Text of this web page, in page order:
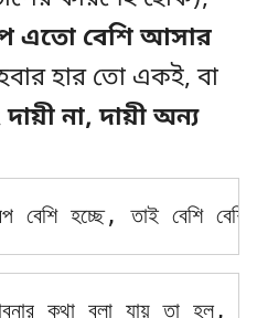
এতো বেশি আসার
হবার হার তো একই, বা
দায়ী না, দায়ী অন্য
বেশি হচ্ছে, তাই বেশি
কথা বলা যায় তা হল,